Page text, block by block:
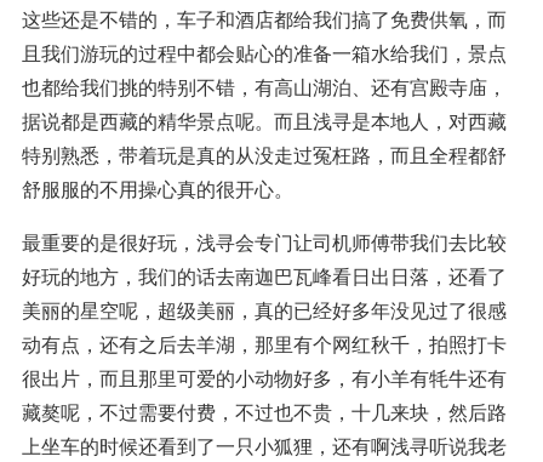
这些还是不错的，车子和酒店都给我们搞了免费供氧，而
且我们游玩的过程中都会贴心的准备一箱水给我们，景点
也都给我们挑的特别不错，有高山湖泊、还有宫殿寺庙，
据说都是西藏的精华景点呢。而且浅寻是本地人，对西藏
特别熟悉，带着玩是真的从没走过冤枉路，而且全程都舒
舒服服的不用操心真的很开心。
最重要的是很好玩，浅寻会专门让司机师傅带我们去比较
好玩的地方，我们的话去南迦巴瓦峰看日出日落，还看了
美丽的星空呢，超级美丽，真的已经好多年没见过了很感
动有点，还有之后去羊湖，那里有个网红秋千，拍照打卡
很出片，而且那里可爱的小动物好多，有小羊有牦牛还有
藏獒呢，不过需要付费，不过也不贵，十几来块，然后路
上坐车的时候还看到了一只小狐狸，还有啊浅寻听说我老